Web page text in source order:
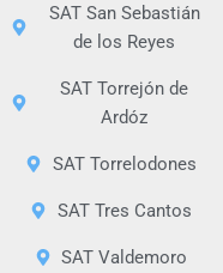
SAT San Sebastián
de los Reyes
SAT Torrejón de
Ardóz
SAT Torrelodones
SAT Tres Cantos
SAT Valdemoro